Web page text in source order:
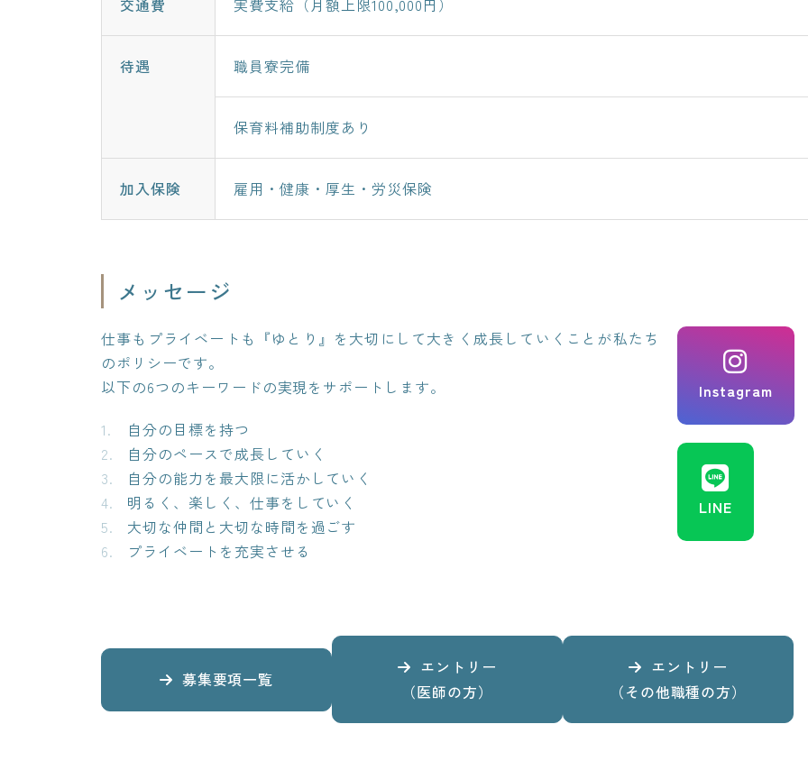
交通費 実費支給（月額上限100,000円）
待遇 職員寮完備
保育料補助制度あり
加入保険 雇用・健康・厚生・労災保険
メッセージ
仕事もプライベートも『ゆとり』を大切にして大きく成長していくことが私たち
のポリシーです。
以下の6つのキーワードの実現をサポートします。
自分の目標を持つ
自分のペースで成長していく
自分の能力を最大限に活かしていく
明るく、楽しく、仕事をしていく
大切な仲間と大切な時間を過ごす
プライベートを充実させる
Instagram
LINE
募集要項一覧
エントリー
（医師の方）
エントリー
（その他職種の方）